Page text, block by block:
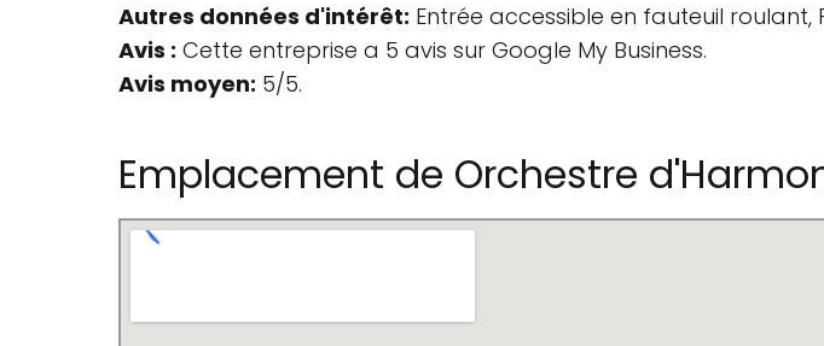
Autres données d'intérêt: Entrée accessible en fauteuil
Avis : Cette entreprise a 5 avis sur Google My Business.
Avis moyen: 5/5.
Emplacement de Orchestre